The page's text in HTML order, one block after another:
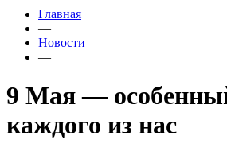
Главная
—
Новости
—
9 Мая —
каждого из нас